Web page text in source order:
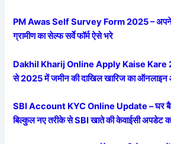
PM Awas Self Survey Form 2025 – अपने
ग्रामीण का सेल्फ सर्वे फॉर्म ऐसे भरे
Dakhil Kharij Online Apply Kaise Kare
से 2025 में जमीन की दाखिल खारिज का
SBI Account KYC Online Update – घर
बिल्कुल नए तरीके से SBI खाते की केवाईसी अपडेट